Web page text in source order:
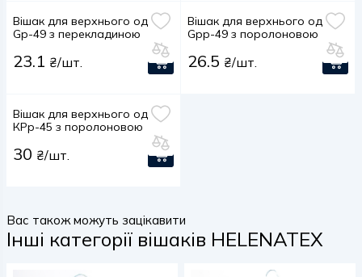
Вішак для верхнього одягу
Gр-49 з перекладиною
23.1 ₴/шт.
Вішак для верхнього одягу
Gрр-49 з поролоновою
26.5 ₴/шт.
Вішак для верхнього одягу
КРр-45 з поролоновою
30 ₴/шт.
Вас також можуть зацікавити
Інші категорії вішаків HELENATEX